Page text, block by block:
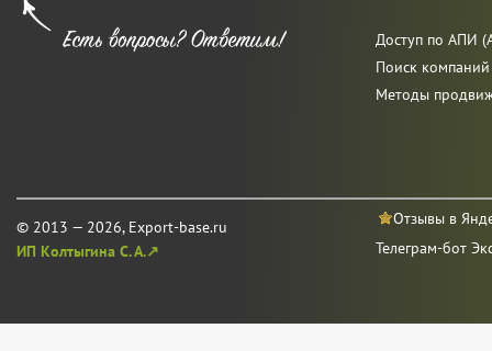
© 2013 — 2026, Export-base.ru
ИП Колтыгина С. А.↗
Доступ по АПИ
Поиск
Методы
Отзывы в
Телеграм-бот